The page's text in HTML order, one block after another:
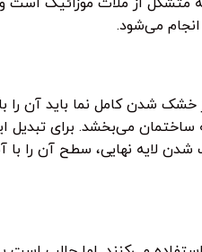
متشکل از ملات موزائیک
می‌شود.
خشک شدن کامل نما باید
ساختمان می‌بخشد. برای
لایه نهایی، سطح آن را با